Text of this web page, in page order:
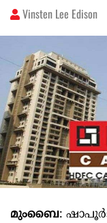
Vinsten Lee Edison
മുംബൈ: